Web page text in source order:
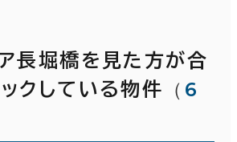
長堀橋を見た方が合
クしている物件
（ 6